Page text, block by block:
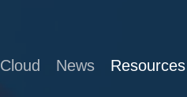
Cloud News Resources